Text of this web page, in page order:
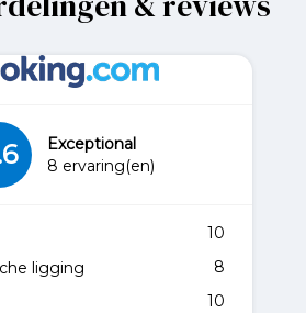
Exceptional
8 ervaring(en)
10
ligging
8
10